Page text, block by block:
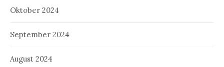
Oktober 2024
September 2024
August 2024